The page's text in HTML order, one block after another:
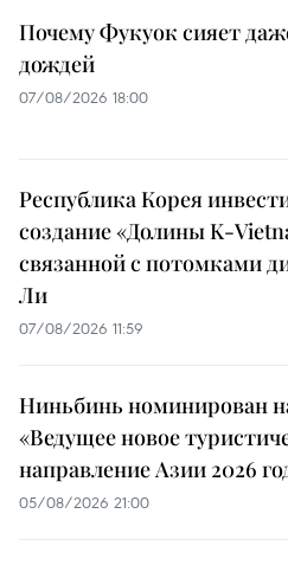
Почему Фукуок сияет
дождей
07/08/2026 18:00
Республика Корея
создание «Долины K-
связанной с потомками
Ли
07/08/2026 11:59
Ниньбинь номинирован
«Ведущее новое
направление Азии 2026
05/08/2026 21:00